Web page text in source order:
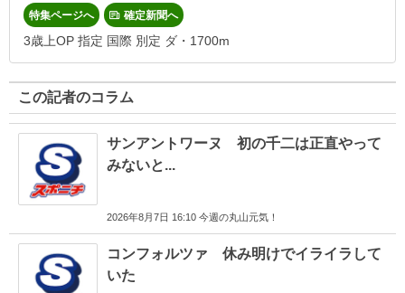
特集ページへ 確定新聞へ
3歳上OP 指定 国際 別定 ダ・1700m
この記者のコラム
サンアントワーヌ 初の千二は正直やって
みないと...
2026年8月7日 16:10 今週の丸山元気！
コンフォルツァ 休み明けでイライラして
いた